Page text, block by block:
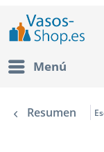
Menú
Resumen